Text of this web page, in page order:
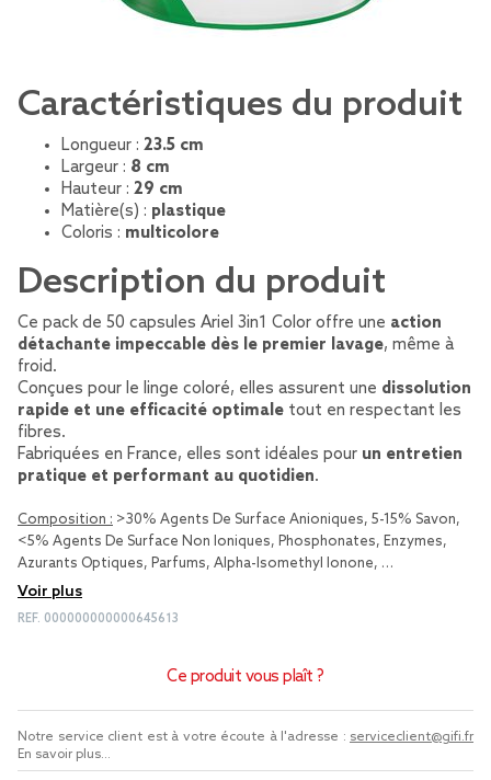
Caractéristiques du produit
Longueur : 23.5 cm
Largeur : 8 cm
Hauteur : 29 cm
Matière(s) : plastique
Coloris : multicolore
Description du produit
Ce pack de 50 capsules Ariel 3in1 Color offre une action
détachante impeccable dès le premier lavage, même à
froid.
Conçues pour le linge coloré, elles assurent une dissolution
rapide et une efficacité optimale tout en respectant les
fibres.
Fabriquées en France, elles sont idéales pour un entretien
pratique et performant au quotidien.
Composition : >30% Agents De Surface Anioniques, 5-15% Savon,
<5% Agents De Surface Non Ioniques, Phosphonates, Enzymes,
Azurants Optiques, Parfums, Alpha-Isomethyl Ionone, …
Voir plus
REF. 000000000000645613
Ce produit vous plaît ?
Notre service client est à votre écoute à l'adresse : serviceclient@gifi.fr
En savoir plus...